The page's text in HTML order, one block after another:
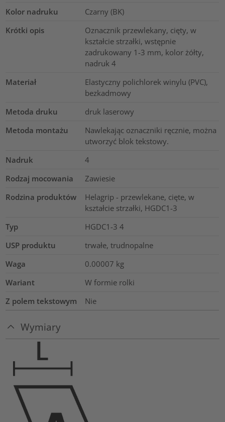
Kolor nadruku
Czarny (BK)
Krótki opis
Oznacznik przewlekany, cięty, w
kształcie strzałki, wstępnie
zadrukowany 1-3 mm, kolor żółty,
nadruk 4
Materiał
Elastyczny polichlorek winylu (PVC),
bezkadmowy
Metoda druku
druk laserowy
Metoda montażu
Nawlekając oznaczniki ręcznie, można
utworzyć blok tekstowy.
Nadruk
4
Rodzaj mocowania
Zawiesie
Rodzina produktów
Helagrip - przewlekane, cięte, w
kształcie strzałki, HGDC1-3
Typ
HGDC1-3 4
USP produktu
trwałe, trudnopalne
Waga
0.00007 kg
Wariant
W formie rolki
Z polem tekstowym
Nie
Wymiary